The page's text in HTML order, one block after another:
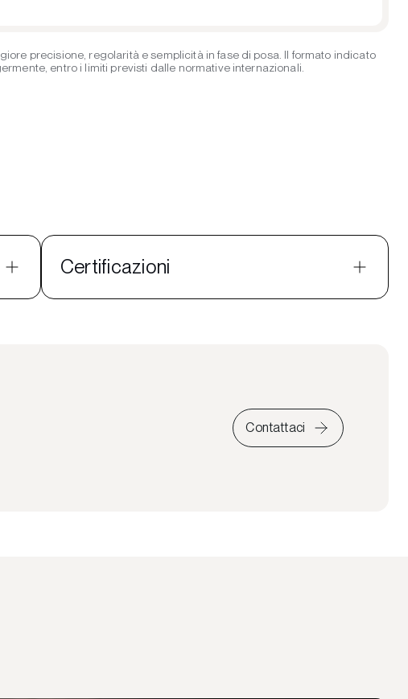
precisione, regolarità e semplicità in fase di posa. Il formato indicato
entro i limiti previsti dalle normative internazionali.
Certificazioni
Contattaci